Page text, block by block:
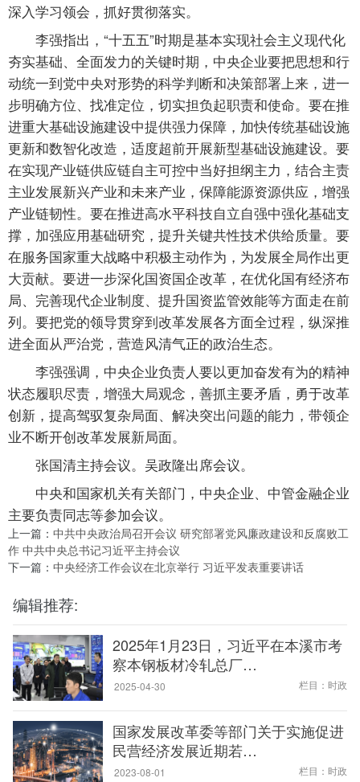
深入学习领会，抓好贯彻落实。
李强指出，“十五五”时期是基本实现社会主义现代化
夯实基础、全面发力的关键时期，中央企业要把思想和行
动统一到党中央对形势的科学判断和决策部署上来，进一
步明确方位、找准定位，切实担负起职责和使命。要在推
进重大基础设施建设中提供强力保障，加快传统基础设施
更新和数智化改造，适度超前开展新型基础设施建设。要
在实现产业链供应链自主可控中当好担纲主力，结合主责
主业发展新兴产业和未来产业，保障能源资源供应，增强
产业链韧性。要在推进高水平科技自立自强中强化基础支
撑，加强应用基础研究，提升关键共性技术供给质量。要
在服务国家重大战略中积极主动作为，为发展全局作出更
大贡献。要进一步深化国资国企改革，在优化国有经济布
局、完善现代企业制度、提升国资监管效能等方面走在前
列。要把党的领导贯穿到改革发展各方面全过程，纵深推
进全面从严治党，营造风清气正的政治生态。
李强强调，中央企业负责人要以更加奋发有为的精神
状态履职尽责，增强大局观念，善抓主要矛盾，勇于改革
创新，提高驾驭复杂局面、解决突出问题的能力，带领企
业不断开创改革发展新局面。
张国清主持会议。吴政隆出席会议。
中央和国家机关有关部门，中央企业、中管金融企业
主要负责同志等参加会议。
上一篇： 中共中央政治局召开会议 研究部署党风廉政建设和反腐败工
作 中共中央总书记习近平主持会议
下一篇： 中央经济工作会议在北京举行 习近平发表重要讲话
编辑推荐:
2025年1月23日，习近平在本溪市考
察本钢板材冷轧总厂…
2025-04-30 栏目：时政
国家发展改革委等部门关于实施促进
民营经济发展近期若…
2023-08-01 栏目：时政